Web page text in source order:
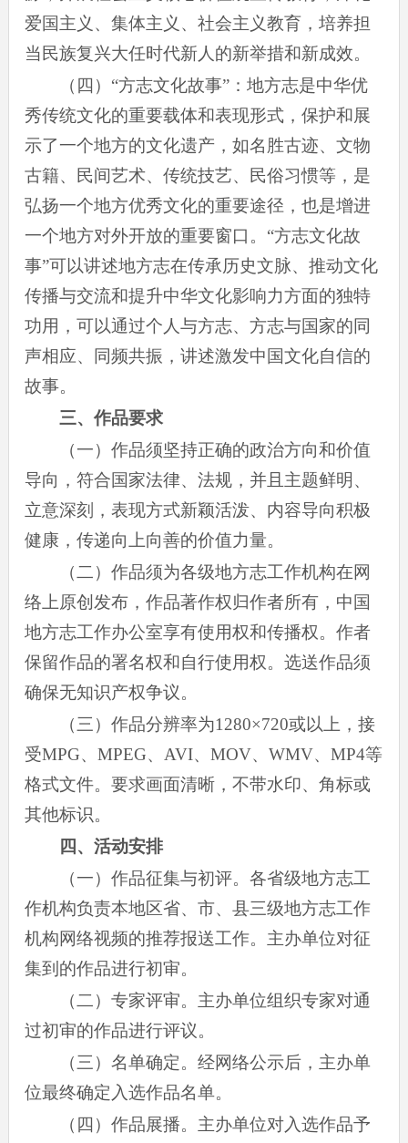
爱国主义、集体主义、社会主义教育，培养担
当民族复兴大任时代新人的新举措和新成效。
（四）“方志文化故事”：地方志是中华优
秀传统文化的重要载体和表现形式，保护和展
示了一个地方的文化遗产，如名胜古迹、文物
古籍、民间艺术、传统技艺、民俗习惯等，是
弘扬一个地方优秀文化的重要途径，也是增进
一个地方对外开放的重要窗口。“方志文化故
事”可以讲述地方志在传承历史文脉、推动文化
传播与交流和提升中华文化影响力方面的独特
功用，可以通过个人与方志、方志与国家的同
声相应、同频共振，讲述激发中国文化自信的
故事。
三、作品要求
（一）作品须坚持正确的政治方向和价值
导向，符合国家法律、法规，并且主题鲜明、
立意深刻，表现方式新颖活泼、内容导向积极
健康，传递向上向善的价值力量。
（二）作品须为各级地方志工作机构在网
络上原创发布，作品著作权归作者所有，中国
地方志工作办公室享有使用权和传播权。作者
保留作品的署名权和自行使用权。选送作品须
确保无知识产权争议。
（三）作品分辨率为1280×720或以上，接
受MPG、MPEG、AVI、MOV、WMV、MP4等
格式文件。要求画面清晰，不带水印、角标或
其他标识。
四、活动安排
（一）作品征集与初评。各省级地方志工
作机构负责本地区省、市、县三级地方志工作
机构网络视频的推荐报送工作。主办单位对征
集到的作品进行初审。
（二）专家评审。主办单位组织专家对通
过初审的作品进行评议。
（三）名单确定。经网络公示后，主办单
位最终确定入选作品名单。
（四）作品展播。主办单位对入选作品予